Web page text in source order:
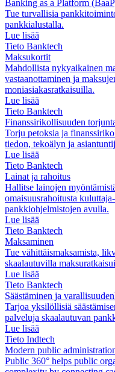
Banking as a Platform
Tue turvallisia
pankkialustalla.
Lue lisää
Tieto Banktech
Maksukortit
Mahdollista nykyaikainen
vastaanottaminen ja
moniasiakasratkaisuilla.
Lue lisää
Tieto Banktech
Finanssirikollisuuden
Torju petoksia ja
tiedon, tekoälyn ja
Lue lisää
Tieto Banktech
Lainat ja rahoitus
Hallitse lainojen
omaisuusrahoitusta
pankkiohjelmistojen avulla.
Lue lisää
Tieto Banktech
Maksaminen
Tue vähittäismaksamista,
skaalautuvilla
Lue lisää
Tieto Banktech
Säästäminen ja
Tarjoa yksilöllisiä
palveluja skaalautuvan
Lue lisää
Tieto Indtech
Modern public
Public 360° helps public